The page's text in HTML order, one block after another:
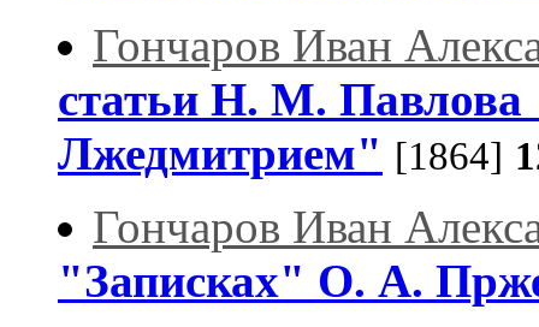
Гончаров Иван
статьи Н. M.
Лжедмитрием" [1864]
Гончаров Иван
"Записках" О. А.